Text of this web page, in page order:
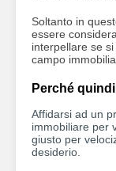
Soltanto in
essere
interpellare se
campo
Perché
Affidarsi ad un
immobiliare per
giusto per
desiderio.